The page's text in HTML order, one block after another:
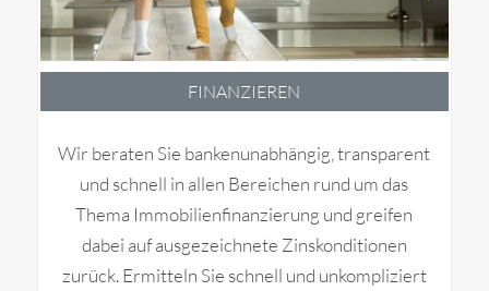
FINANZIEREN
Wir beraten Sie bankenunabhängig, transparent
und schnell in allen Bereichen rund um das
Thema Immobilienfinanzierung und greifen
dabei auf ausgezeichnete Zinskonditionen
zurück. Ermitteln Sie schnell und unkompliziert